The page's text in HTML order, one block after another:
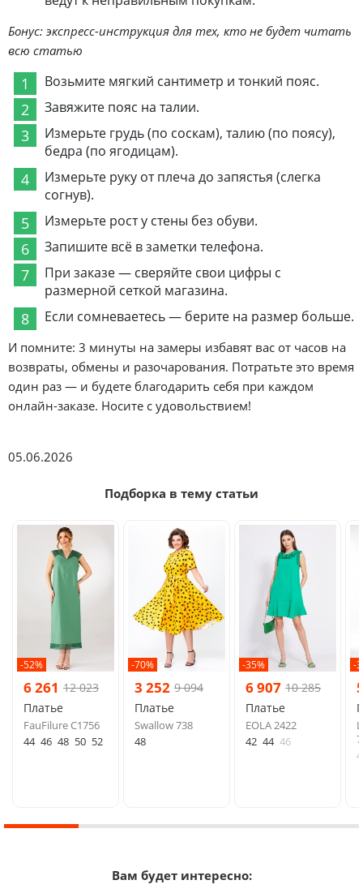
Бонус: экспресс-инструкция для тех, кто не будет читать
всю статью
Возьмите мягкий сантиметр и тонкий пояс.
Завяжите пояс на талии.
Измерьте грудь (по соскам), талию (по поясу),
бедра (по ягодицам).
Измерьте руку от плеча до запястья (слегка
согнув).
Измерьте рост у стены без обуви.
Запишите всё в заметки телефона.
При заказе — сверяйте свои цифры с
размерной сеткой магазина.
Если сомневаетесь — берите на размер больше.
И помните: 3 минуты на замеры избавят вас от часов на
возвраты, обмены и разочарования. Потратьте это время
один раз — и будете благодарить себя при каждом
онлайн-заказе. Носите с удовольствием!
05.06.2026
Подборка в тему статьи
-52%
6 261 12 023
Платье
FauFilure С1756
44 46 48 50 52
-70%
3 252 9 094
Платье
Swallow 738
48
-35%
6 907 10 285
Платье
EOLA 2422
42 44 46
-
Вам будет интересно: